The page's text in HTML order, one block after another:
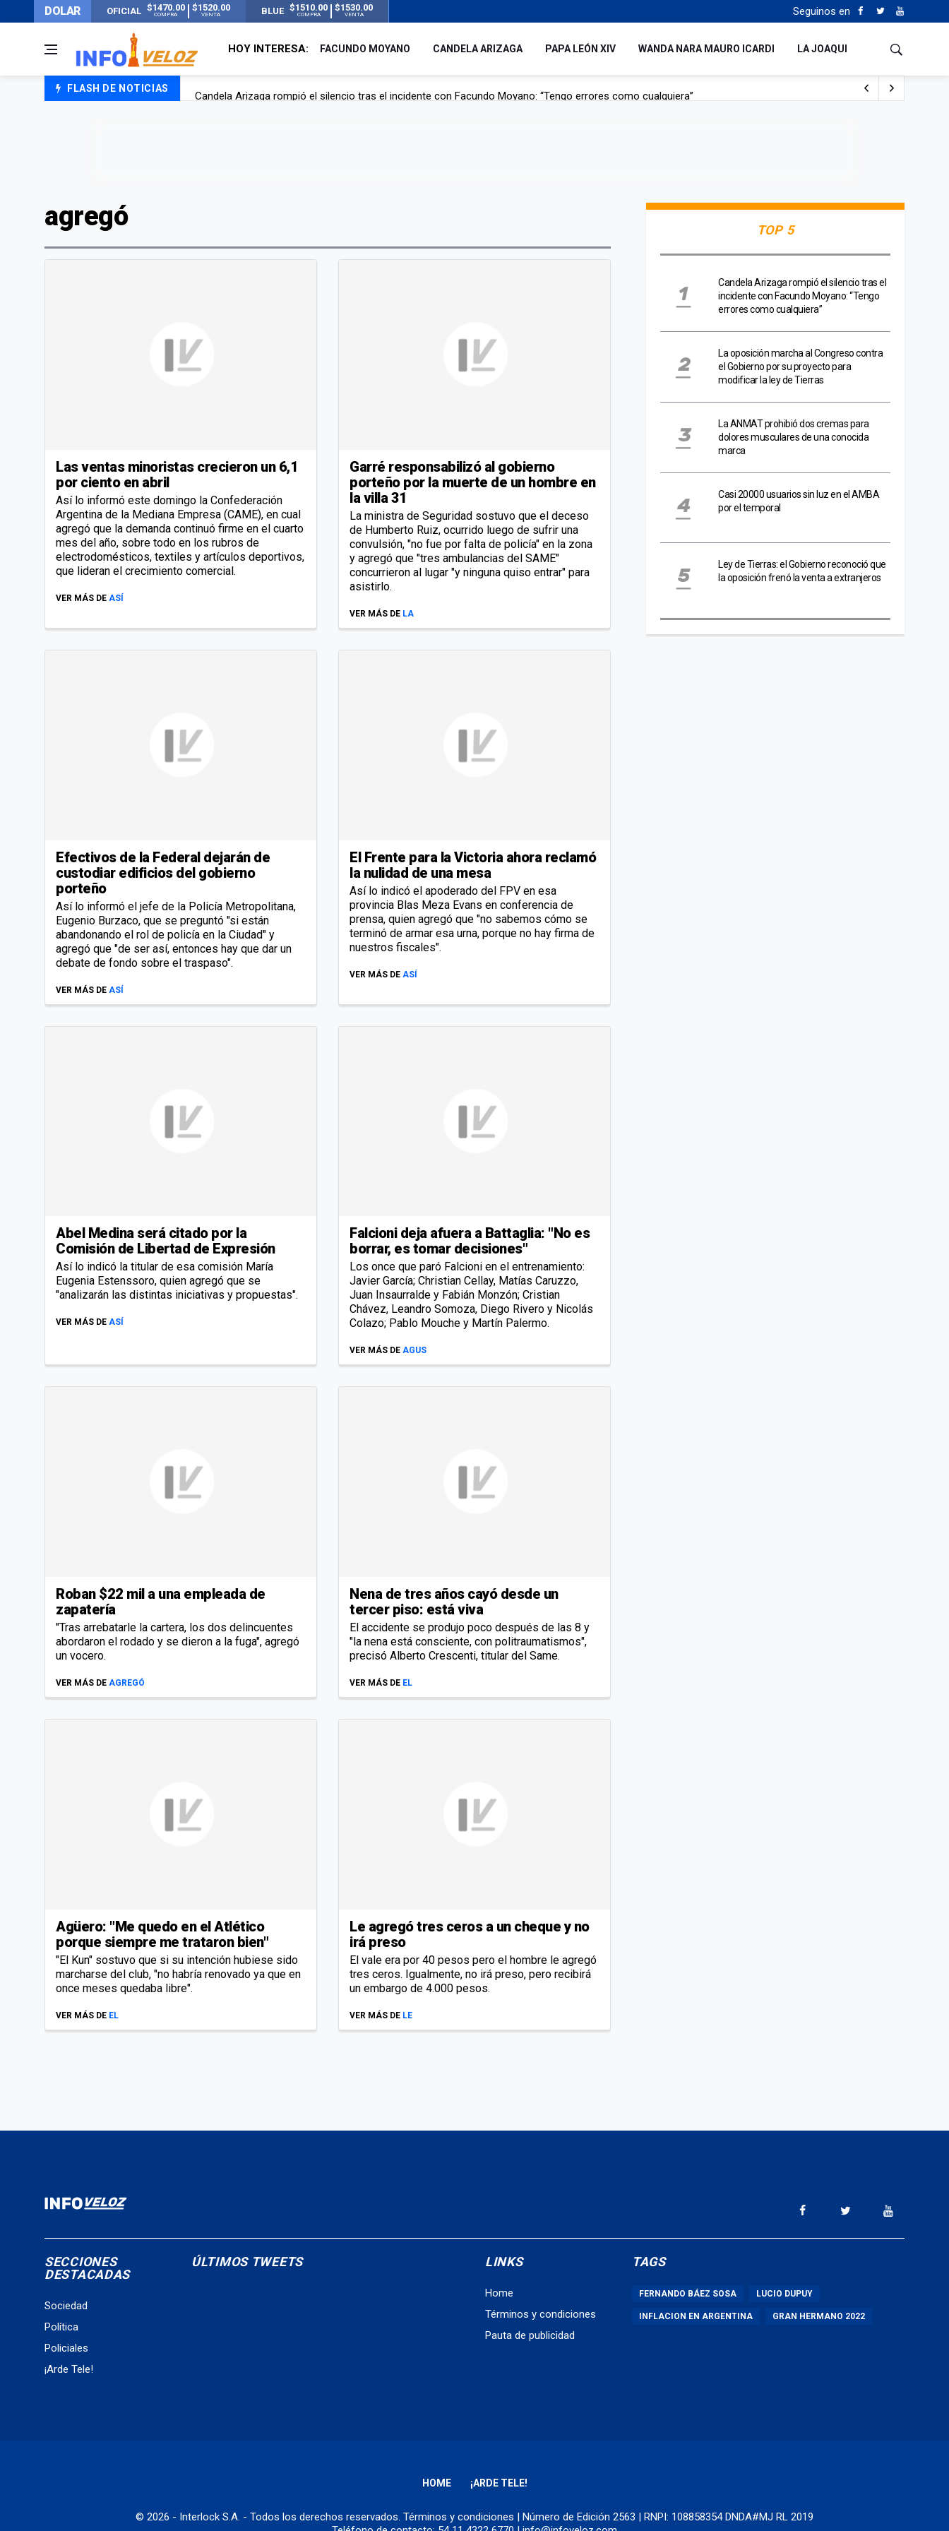
DOLAR OFICIAL $1470.00
COMPRA
$1520.00
VENTA BLUE $1510.00
COMPRA
$1530.00
VENTA Seguinos en
HOY INTERESA: FACUNDO MOYANO CANDELA ARIZAGA PAPA LEÓN XIV WANDA NARA MAURO ICARDI LA JOAQUI
FLASH DE NOTICIAS
Candela Arizaga rompió el silencio tras el incidente con Facundo Moyano: “Tengo errores como cualquiera”
agregó
Las ventas minoristas crecieron un 6,1
por ciento en abril
Así lo informó este domingo la Confederación
Argentina de la Mediana Empresa (CAME), en cual
agregó que la demanda continuó firme en el cuarto
mes del año, sobre todo en los rubros de
electrodomésticos, textiles y artículos deportivos,
que lideran el crecimiento comercial.
VER MÁS DE ASÍ
Garré responsabilizó al gobierno
porteño por la muerte de un hombre en
la villa 31
La ministra de Seguridad sostuvo que el deceso
de Humberto Ruiz, ocurrido luego de sufrir una
convulsión, "no fue por falta de policía" en la zona
y agregó que "tres ambulancias del SAME"
concurrieron al lugar "y ninguna quiso entrar" para
asistirlo.
VER MÁS DE LA
Efectivos de la Federal dejarán de
custodiar edificios del gobierno
porteño
Así lo informó el jefe de la Policía Metropolitana,
Eugenio Burzaco, que se preguntó "si están
abandonando el rol de policía en la Ciudad" y
agregó que "de ser así, entonces hay que dar un
debate de fondo sobre el traspaso".
VER MÁS DE ASÍ
El Frente para la Victoria ahora reclamó
la nulidad de una mesa
Así lo indicó el apoderado del FPV en esa
provincia Blas Meza Evans en conferencia de
prensa, quien agregó que "no sabemos cómo se
terminó de armar esa urna, porque no hay firma de
nuestros fiscales".
VER MÁS DE ASÍ
Abel Medina será citado por la
Comisión de Libertad de Expresión
Así lo indicó la titular de esa comisión María
Eugenia Estenssoro, quien agregó que se
"analizarán las distintas iniciativas y propuestas".
VER MÁS DE ASÍ
Falcioni deja afuera a Battaglia: "No es
borrar, es tomar decisiones"
Los once que paró Falcioni en el entrenamiento:
Javier García; Christian Cellay, Matías Caruzzo,
Juan Insaurralde y Fabián Monzón; Cristian
Chávez, Leandro Somoza, Diego Rivero y Nicolás
Colazo; Pablo Mouche y Martín Palermo.
VER MÁS DE AGUS
Roban $22 mil a una empleada de
zapatería
"Tras arrebatarle la cartera, los dos delincuentes
abordaron el rodado y se dieron a la fuga", agregó
un vocero.
VER MÁS DE AGREGÓ
Nena de tres años cayó desde un
tercer piso: está viva
El accidente se produjo poco después de las 8 y
"la nena está consciente, con politraumatismos",
precisó Alberto Crescenti, titular del Same.
VER MÁS DE EL
Agüero: "Me quedo en el Atlético
porque siempre me trataron bien"
"El Kun" sostuvo que si su intención hubiese sido
marcharse del club, "no habría renovado ya que en
once meses quedaba libre".
VER MÁS DE EL
Le agregó tres ceros a un cheque y no
irá preso
El vale era por 40 pesos pero el hombre le agregó
tres ceros. Igualmente, no irá preso, pero recibirá
un embargo de 4.000 pesos.
VER MÁS DE LE
TOP 5
Candela Arizaga rompió el silencio tras el
incidente con Facundo Moyano: “Tengo
errores como cualquiera”
La oposición marcha al Congreso contra
el Gobierno por su proyecto para
modificar la ley de Tierras
La ANMAT prohibió dos cremas para
dolores musculares de una conocida
marca
Casi 20000 usuarios sin luz en el AMBA
por el temporal
Ley de Tierras: el Gobierno reconoció que
la oposición frenó la venta a extranjeros
SECCIONES
DESTACADAS
Sociedad
Política
Policiales
¡Arde Tele!
ÚLTIMOS TWEETS LINKS
Home
Términos y condiciones
Pauta de publicidad
TAGS
FERNANDO BÁEZ SOSA LUCIO DUPUY
INFLACION EN ARGENTINA GRAN HERMANO 2022
HOME ¡ARDE TELE!
© 2026 - Interlock S.A. - Todos los derechos reservados. Términos y condiciones | Número de Edición 2563 | RNPI: 108858354 DNDA#MJ RL 2019